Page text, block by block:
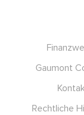
Gaumont
Rechtliche